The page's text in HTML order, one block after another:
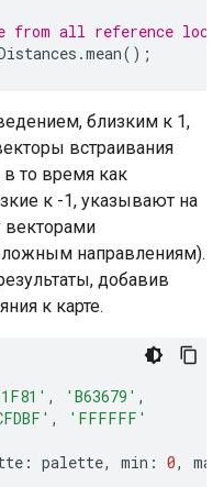
from all reference
.mean();
близким к 1,
встраивания
то время как
к -1, указывают на
направлениям).
добавив
к карте.
, 'B63679' ,
,
'FFFFFF'
: palette, min : 0, max